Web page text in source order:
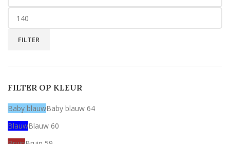
FILTER
FILTER OP KLEUR
Baby blauwBaby blauw 64
BlauwBlauw 60